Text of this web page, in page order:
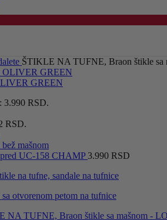
ŠTIKLE NA TUFNE, Braon štikle
GREEN
3.990 RSD.
RSD.
UC-158 CHAMP 3.990 RSD